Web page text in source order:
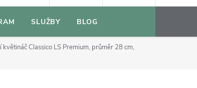
SLUŽBY BLOG
Classico LS Premium, průměr 28 cm,